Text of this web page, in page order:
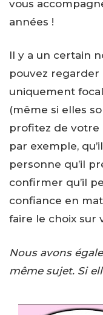
vous
années !
Il y a un certain
pouvez regarder
uniquement
(même si elles
profitez de votre
par exemple,
personne qu’il
confirmer qu’il
confiance en
faire le choix sur
Nous avons
même sujet. Si